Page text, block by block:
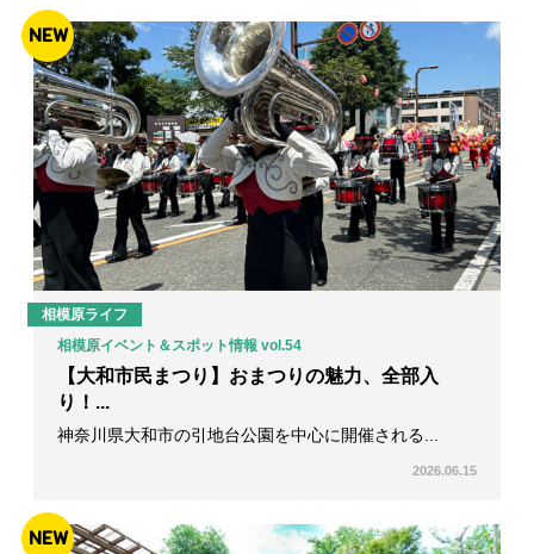
タ
イ
ル
マ
ガ
ジ
ン
NEW
相模原ライフ
相模原イベント＆スポット情報 vol.54
【大和市民まつり】おまつりの魅力、全部入
り！...
神奈川県大和市の引地台公園を中心に開催される...
2026.06.15
NEW